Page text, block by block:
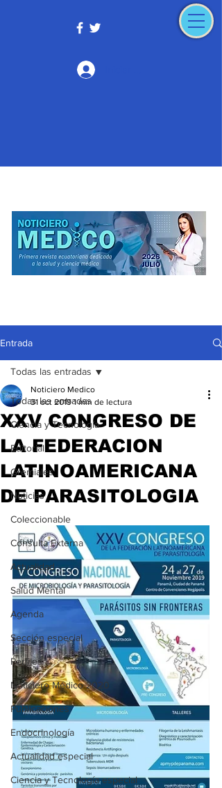
Entrada
Todas las entradas
Ciencia y Tecnología
Editorial
Gremiales
Noticias
Coleccionable
Consulta Externa
Actualidad
Salud Mental
Agenda
Sección especial
Perfiles
Noticiero Médico 2020
Publicaciones
Endocrinología
Actualidad especial
Ciencia y Tecnología especial
Todas las entradas
XXV CONGRESO DE
LA FEDERACION
LATINOAMERICANA
DE PARASITOLOGIA
Noticiero Medico
31 oct 2019 1 min de lectura